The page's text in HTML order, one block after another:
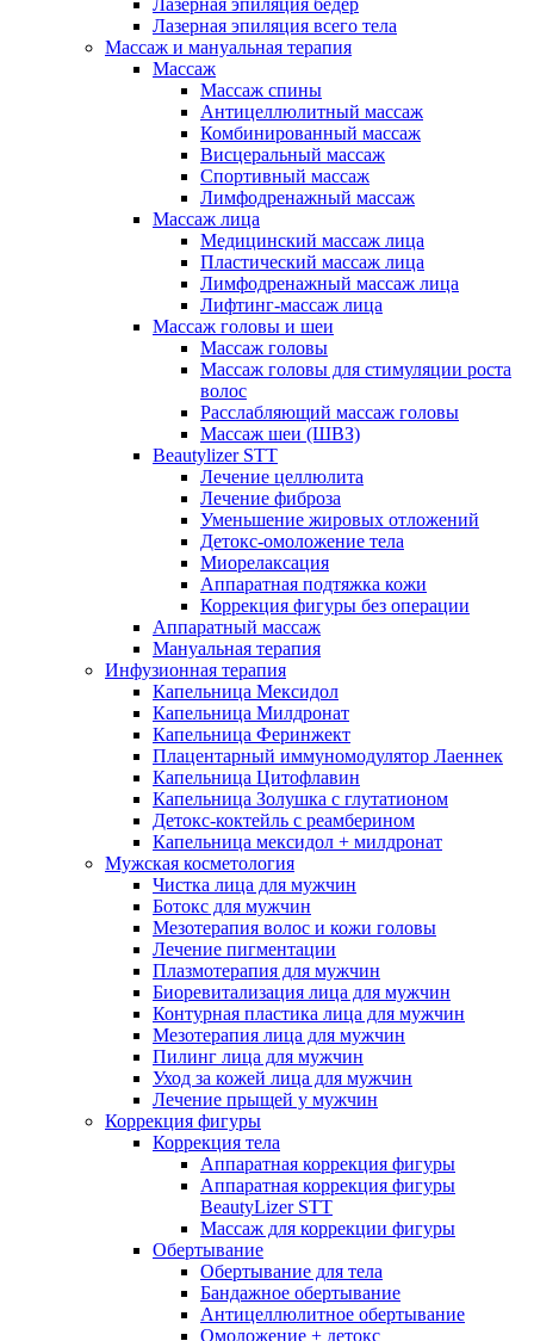
Лазерная эпиляция бедер
Лазерная эпиляция всего тела
Массаж и мануальная терапия
Массаж
Массаж спины
Антицеллюлитный массаж
Комбинированный массаж
Висцеральный массаж
Спортивный массаж
Лимфодренажный массаж
Массаж лица
Медицинский массаж лица
Пластический массаж лица
Лимфодренажный массаж лица
Лифтинг-массаж лица
Массаж головы и шеи
Массаж головы
Массаж головы для стимуляции роста
волос
Расслабляющий массаж головы
Массаж шеи (ШВЗ)
Beautylizer STT
Лечение целлюлита
Лечение фиброза
Уменьшение жировых отложений
Детокс-омоложение тела
Миорелаксация
Аппаратная подтяжка кожи
Коррекция фигуры без операции
Аппаратный массаж
Мануальная терапия
Инфузионная терапия
Капельница Мексидол
Капельница Милдронат
Капельница Феринжект
Плацентарный иммуномодулятор Лаеннек
Капельница Цитофлавин
Капельница Золушка с глутатионом
Детокс-коктейль с реамберином
Капельница мексидол + милдронат
Мужская косметология
Чистка лица для мужчин
Ботокс для мужчин
Мезотерапия волос и кожи головы
Лечение пигментации
Плазмотерапия для мужчин
Биоревитализация лица для мужчин
Контурная пластика лица для мужчин
Мезотерапия лица для мужчин
Пилинг лица для мужчин
Уход за кожей лица для мужчин
Лечение прыщей у мужчин
Коррекция фигуры
Коррекция тела
Аппаратная коррекция фигуры
Аппаратная коррекция фигуры
BeautyLizer STT
Массаж для коррекции фигуры
Обертывание
Обертывание для тела
Бандажное обертывание
Антицеллюлитное обертывание
Омоложение + детокс